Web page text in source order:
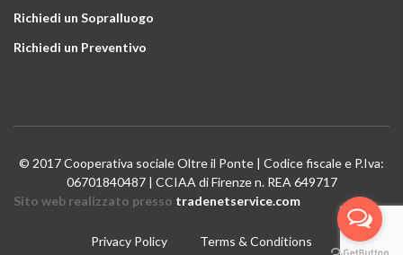
Richiedi un Sopralluogo
Richiedi un Preventivo
© 2017 Cooperativa sociale Oltre il Ponte | Codice fiscale e P.Iva:
06701840487 | CCIAA di Firenze n. REA 649717
Sito web realizzato presso tradenetservice.com
Privacy Policy Terms & Conditions